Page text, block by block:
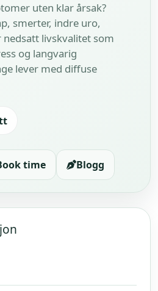
uten klar årsak?
smerter, indre uro,
livskvalitet som
og langvarig
lever med diffuse
time Blogg